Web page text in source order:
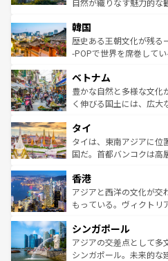
ワイを、存分に味わってほしい。 なお、新着
はコンテンツ一覧を参照
いる。アクティビティも
ビング、ハイキングなど
い。オーストラリアの多
参照してほしい。
自然が織りなす魅力的な
ン）、静ひつな山岳地帯
と山間の静けさが共存し
驚きをもたらしてくれる
容にもいいと評判のスイ
が味わえる。 な
照してほしい。
韓国
歴史ある王朝文化が残る
-POPで世界を席巻して
き、地方に足を延ばせば
できる。そして、キムチ
まで、さまざまな韓国料
リティに包まれながら、
わって
覧を参照してほしい。
ベトナム
豊かな自然と多様な文化
く伸びる国土には、広大
急速な発展と共に伝統が
ーチミン市のフランス統
醸し出している。また、
とつ。フォーやバインミ
ひ現地で味わいたい。ど
が旅行者を迎えてくれる
参照してほしい。
タイ
タイは、東南アジアに位
国だ。首都バンコクは高
の活気が交差している。
帯で自然と触れ合い、南
いビーチでリゾート気分
激する。気候は一年中温
が待っている。親しみや
た文化、そして多様な観
香港
アジアと西洋の文化が交
もっている。ヴィクトリ
み、どこを訪れても感動
ており、効率よく見どこ
うな絶景から文化的な体
シンガポール
アジアの交差点として多
シンガポール。未来的な